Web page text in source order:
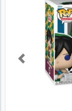
Previous